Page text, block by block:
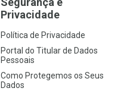
Privacidade
Política de Privacidade
Portal do Titular de Dados
Pessoais
Como Protegemos os Seus
Dados